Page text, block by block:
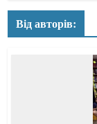
Від авторів: